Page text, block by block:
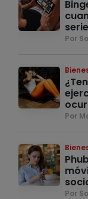
Por
Por
Por